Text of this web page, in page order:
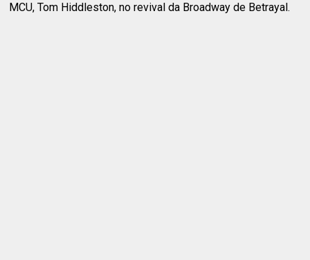
MCU, Tom Hiddleston, no revival da Broadway de Betrayal.